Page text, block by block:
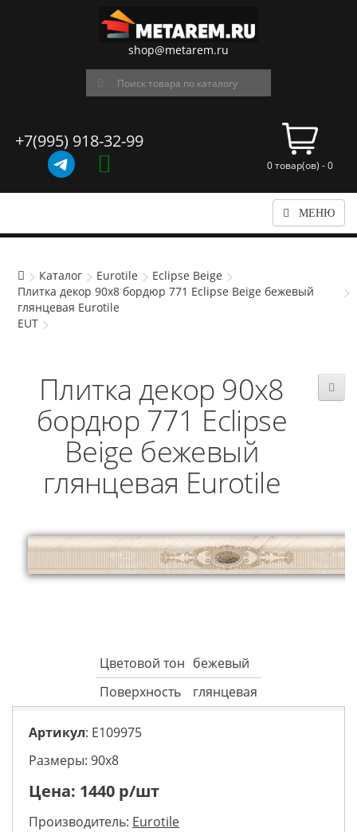
shop@metarem.ru
+7(995) 918-32-99
0 товар(ов) - 0
МЕНЮ
Каталог Eurotile
Eclipse Beige
Плитка декор 90x8 бордюр 771 Eclipse Beige бежевый
глянцевая Eurotile
EUT
Плитка декор 90x8
бордюр 771 Eclipse
Beige бежевый
глянцевая Eurotile
Цветовой тон бежевый
Поверхность
глянцевая
Артикул: E109975
Размеры: 90х8
Цена: 1440 р/шт
Производитель: Eurotile